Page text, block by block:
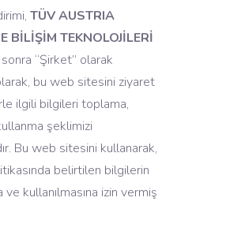
TÜV AUSTRIA
BİLİŞİM TEKNOLOJİLERİ
“Şirket” olarak
bu web sitesini ziyaret
ilgili bilgileri toplama,
şeklimizi
Bu web sitesini kullanarak,
belirtilen bilgilerin
ve kullanılmasına izin vermiş